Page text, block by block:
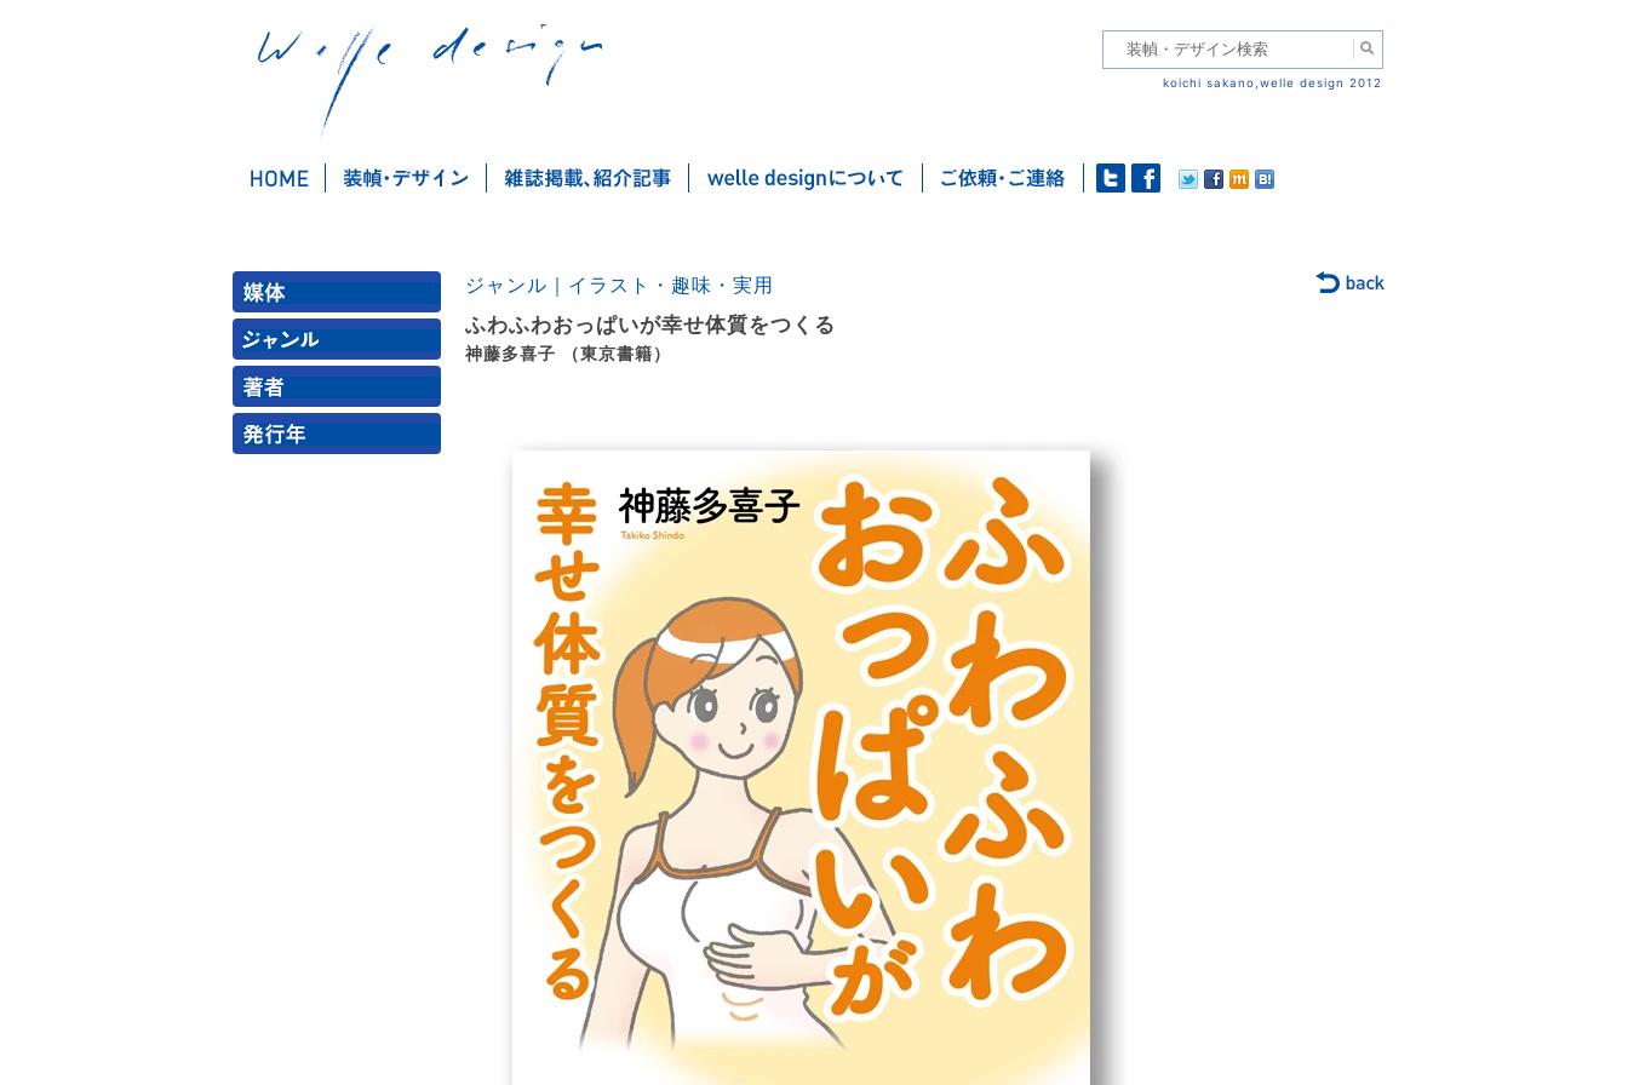
koichi sakano,welle design 2012
ジャンル｜イラスト・趣味・実用
ふわふわおっぱいが幸せ体質をつくる
神藤多喜子 （東京書籍）